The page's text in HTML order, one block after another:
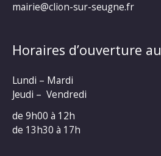
mairie@clion-sur-seugne.fr
Horaires d’ouverture
Lundi – Mardi
Jeudi – Vendredi
de 9h00 à 12h
de 13h30 à 17h